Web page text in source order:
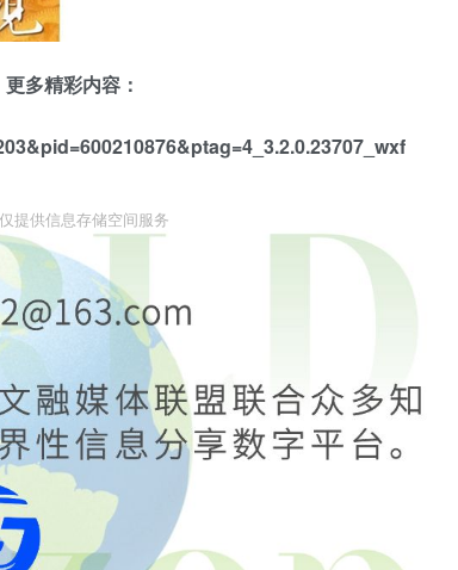
多精彩内容：
提供信息存储空间服务